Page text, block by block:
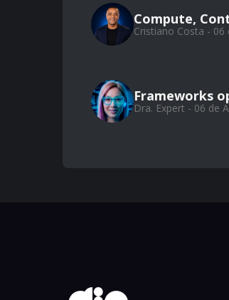
Compute,
Cristiano Costa - 06
Frameworks
Dra. Expert - 06 de